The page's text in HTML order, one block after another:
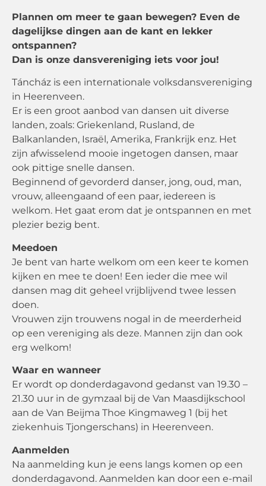
Plannen om meer te gaan bewegen? Even de
dagelijkse dingen aan de kant en lekker
ontspannen?
Dan is onze dansvereniging iets voor jou!
Táncház is een internationale volksdansvereniging
in Heerenveen.
Er is een groot aanbod van dansen uit diverse
landen, zoals: Griekenland, Rusland, de
Balkanlanden, Israël, Amerika, Frankrijk enz. Het
zijn afwisselend mooie ingetogen dansen, maar
ook pittige snelle dansen.
Beginnend of gevorderd danser, jong, oud, man,
vrouw, alleengaand of een paar, iedereen is
welkom. Het gaat erom dat je ontspannen en met
plezier bezig bent.
Meedoen
Je bent van harte welkom om een keer te komen
kijken en mee te doen! Een ieder die mee wil
dansen mag dit geheel vrijblijvend twee lessen
doen.
Vrouwen zijn trouwens nogal in de meerderheid
op een vereniging als deze. Mannen zijn dan ook
erg welkom!
Waar en wanneer
Er wordt op donderdagavond gedanst van 19.30 –
21.30 uur in de gymzaal bij de Van Maasdijkschool
aan de Van Beijma Thoe Kingmaweg 1 (bij het
ziekenhuis Tjongerschans) in Heerenveen.
Aanmelden
Na aanmelding kun je eens langs komen op een
donderdagavond. Aanmelden kan door een e-mail